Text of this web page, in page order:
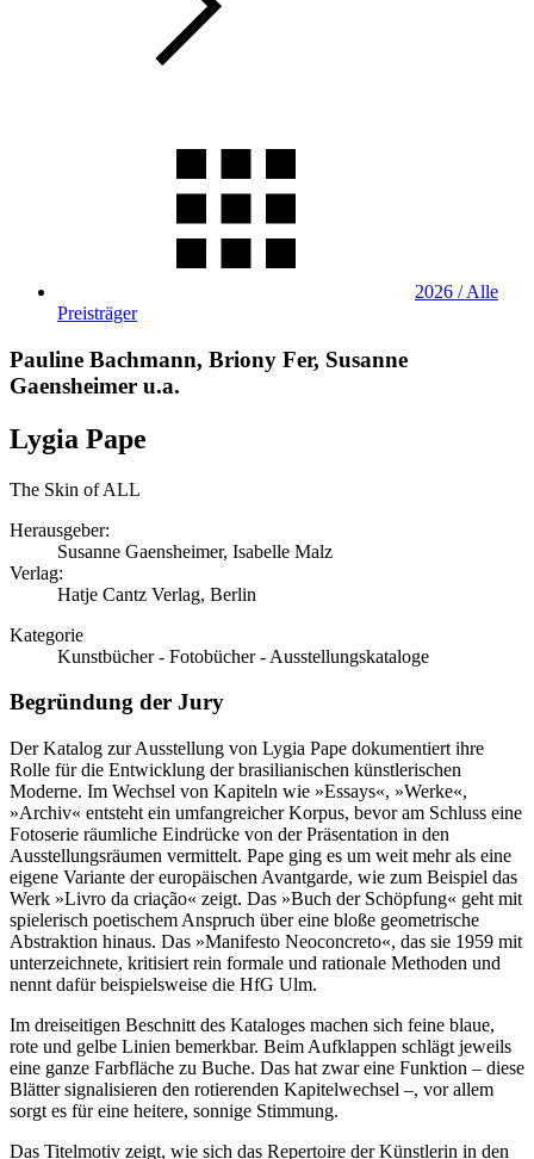
2026 / Alle
Preisträger
Pauline Bachmann, Briony Fer, Susanne
Gaensheimer u.a.
Lygia Pape
The Skin of ALL
Herausgeber:
Susanne Gaensheimer, Isabelle Malz
Verlag:
Hatje Cantz Verlag, Berlin
Kategorie
Kunstbücher - Fotobücher - Ausstellungskataloge
Begründung der Jury
Der Katalog zur Ausstellung von Lygia Pape dokumentiert ihre
Rolle für die Entwicklung der brasilianischen künstlerischen
Moderne. Im Wechsel von Kapiteln wie »Essays«, »Werke«,
»Archiv« entsteht ein umfangreicher Korpus, bevor am Schluss eine
Fotoserie räumliche Eindrücke von der Präsentation in den
Ausstellungsräumen vermittelt. Pape ging es um weit mehr als eine
eigene Variante der europäischen Avantgarde, wie zum Beispiel das
Werk »Livro da criação« zeigt. Das »Buch der Schöpfung« geht mit
spielerisch poetischem Anspruch über eine bloße geometrische
Abstraktion hinaus. Das »Manifesto Neoconcreto«, das sie 1959 mit
unterzeichnete, kritisiert rein formale und rationale Methoden und
nennt dafür beispielsweise die HfG Ulm.
Im dreiseitigen Beschnitt des Kataloges machen sich feine blaue,
rote und gelbe Linien bemerkbar. Beim Aufklappen schlägt jeweils
eine ganze Farbfläche zu Buche. Das hat zwar eine Funktion – diese
Blätter signalisieren den rotierenden Kapitelwechsel –, vor allem
sorgt es für eine heitere, sonnige Stimmung.
Das Titelmotiv zeigt, wie sich das Repertoire der Künstlerin in den